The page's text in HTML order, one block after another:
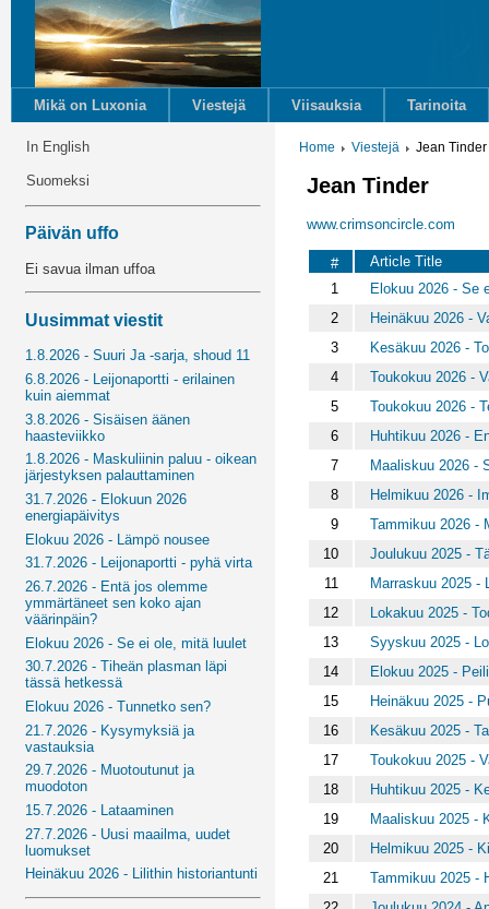
Mikä on Luxonia Viestejä Viisauksia Tarinoita
In English
Suomeksi
Päivän uffo
Ei savua ilman uffoa
Uusimmat viestit
1.8.2026 - Suuri Ja -sarja, shoud 11
6.8.2026 - Leijonaportti - erilainen
kuin aiemmat
3.8.2026 - Sisäisen äänen
haasteviikko
1.8.2026 - Maskuliinin paluu - oikean
järjestyksen palauttaminen
31.7.2026 - Elokuun 2026
energiapäivitys
Elokuu 2026 - Lämpö nousee
31.7.2026 - Leijonaportti - pyhä virta
26.7.2026 - Entä jos olemme
ymmärtäneet sen koko ajan
väärinpäin?
Elokuu 2026 - Se ei ole, mitä luulet
30.7.2026 - Tiheän plasman läpi
tässä hetkessä
Elokuu 2026 - Tunnetko sen?
21.7.2026 - Kysymyksiä ja
vastauksia
29.7.2026 - Muotoutunut ja
muodoton
15.7.2026 - Lataaminen
27.7.2026 - Uusi maailma, uudet
luomukset
Heinäkuu 2026 - Lilithin historiantunti
Home Viestejä Jean Tinder
Jean Tinder
www.crimsoncircle.com
#
Article Title
1
Elokuu 2026 - Se
2
Heinäkuu 2026 -
3
Kesäkuu 2026 -
4
Toukokuu 2026 -
5
Toukokuu 2026 -
6
Huhtikuu 2026 -
7
Maaliskuu 2026 -
8
Helmikuu 2026 -
9
Tammikuu 2026 -
10
Joulukuu 2025 -
11
Marraskuu 2025 -
12
Lokakuu 2025 -
13
Syyskuu 2025 -
14
Elokuu 2025 -
15
Heinäkuu 2025 -
16
Kesäkuu 2025 -
17
Toukokuu 2025 -
18
Huhtikuu 2025 -
19
Maaliskuu 2025 -
20
Helmikuu 2025 -
21
Tammikuu 2025 -